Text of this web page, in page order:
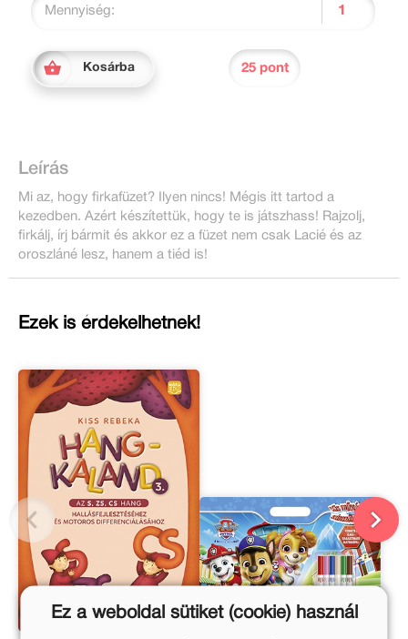
Mennyiség:
Kosárba 25 pont
Leírás
Mi az, hogy firkafüzet? Ilyen nincs! Mégis itt tartod a
kezedben. Azért készítettük, hogy te is játszhass! Rajzolj,
firkálj, írj bármit és akkor ez a füzet nem csak Lacié és az
oroszláné lesz, hanem a tiéd is!
Ezek is érdekelhetnek!
Ez a weboldal sütiket (cookie) használ